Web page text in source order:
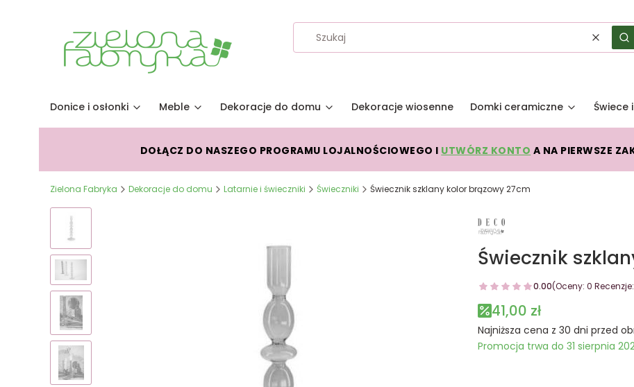
Wyczyść
Donice i osłonki Meble Dekoracje do domu Dekoracje wiosenne Domki ceramiczne Świece
DOŁĄCZ DO NASZEGO PROGRAMU LOJALNOŚCIOWEGO I UTWÓRZ KONTO A NA PIERWSZE
Zielona Fabryka Dekoracje do domu Latarnie i świeczniki Świeczniki Świecznik szklany kolor brązowy 27cm
Świecznik
0.00(Oceny: 0
41,00 zł
Najniższa cena z 30 dni przed
Promocja trwa do 31 sierpnia